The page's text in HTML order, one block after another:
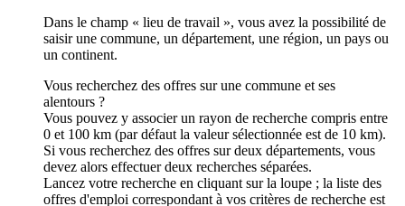
Dans le champ « lieu de travail », vous avez la possibilité de
saisir une commune, un département, une région, un pays ou
un continent.
Vous recherchez des offres sur une commune et ses
alentours ?
Vous pouvez y associer un rayon de recherche compris entre
0 et 100 km (par défaut la valeur sélectionnée est de 10 km).
Si vous recherchez des offres sur deux départements, vous
devez alors effectuer deux recherches séparées.
Lancez votre recherche en cliquant sur la loupe ; la liste des
offres d'emploi correspondant à vos critères de recherche est